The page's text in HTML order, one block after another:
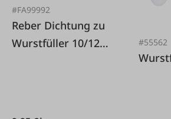
#FA99992
Reber Dichtung zu
Wurstfüller 10/12
#55562